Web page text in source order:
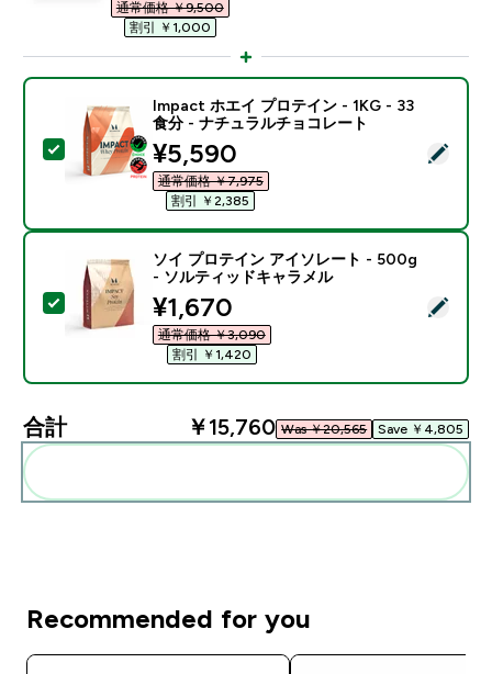
通常価格 ￥9,500‎
割引 ￥1,000‎
この商品を選択 - Impact ホエイ プロテイン - 1KG -
Impact ホエイ プロテイン - 1KG - 33
食分 - ナチュラルチョコレート
discounted price
¥5,590‎
通常価格 ￥7,975‎
割引 ￥2,385‎
この商品を選択 - ソイ プロテイン アイソレート -
ソイ プロテイン アイソレート - 500g
- ソルティッドキャラメル
discounted price
¥1,670‎
通常価格 ￥3,090‎
割引 ￥1,420‎
合計 ￥15,760‎ Was ￥20,565‎ Save ￥4,805‎
Recommended for you